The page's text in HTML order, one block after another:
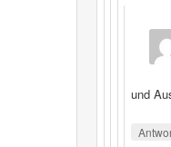
und